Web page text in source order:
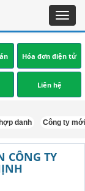
Hóa đơn điện tử
Liên hệ
Công ty mới thành
CÔNG TY